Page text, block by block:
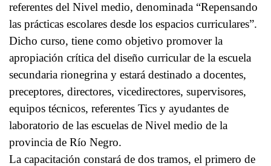
referentes del Nivel medio, denominada “Repensando
las prácticas escolares desde los espacios curriculares”.
Dicho curso, tiene como objetivo promover la
apropiación crítica del diseño curricular de la escuela
secundaria rionegrina y estará destinado a docentes,
preceptores, directores, vicedirectores, supervisores,
equipos técnicos, referentes Tics y ayudantes de
laboratorio de las escuelas de Nivel medio de la
provincia de Río Negro.
La capacitación constará de dos tramos, el primero de